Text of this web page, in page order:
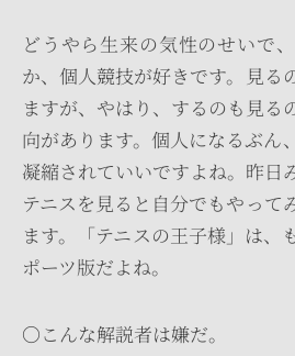
どうやら生来の気性のせいで
か、個人競技が好きです。見る
ますが、やはり、するのも見る
向があります。個人になるぶん
凝縮されていいですよね。昨日
テニスを見ると自分でもやって
ます。「テニスの王子様」は、
ポーツ版だよね。
〇こんな解説者は嫌だ。